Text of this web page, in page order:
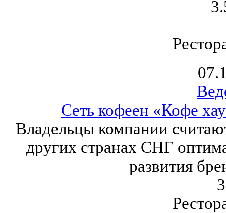
Сеть кофеен «Кофе
Владельцы компании
других странах СНГ
развития